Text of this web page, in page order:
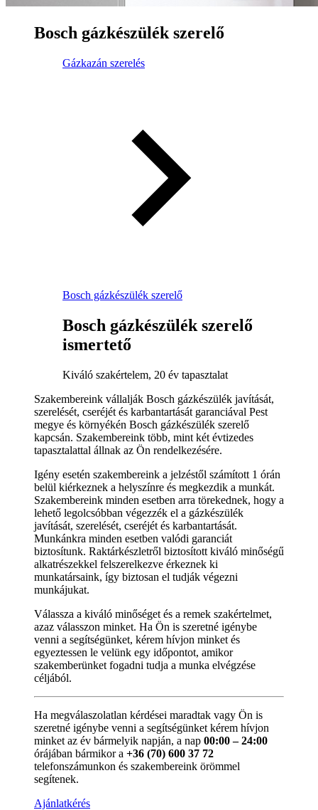
Bosch gázkészülék szerelő
Gázkazán szerelés
Bosch gázkészülék szerelő
Bosch gázkészülék szerelő
ismertető
Kiváló szakértelem, 20 év tapasztalat
Szakembereink vállalják Bosch gázkészülék javítását,
szerelését, cseréjét és karbantartását garanciával Pest
megye és környékén Bosch gázkészülék szerelő
kapcsán. Szakembereink több, mint két évtizedes
tapasztalattal állnak az Ön rendelkezésére.
Igény esetén szakembereink a jelzéstől számított 1 órán
belül kiérkeznek a helyszínre és megkezdik a munkát.
Szakembereink minden esetben arra törekednek, hogy a
lehető legolcsóbban végezzék el a gázkészülék
javítását, szerelését, cseréjét és karbantartását.
Munkánkra minden esetben valódi garanciát
biztosítunk. Raktárkészletről biztosított kiváló minőségű
alkatrészekkel felszerelkezve érkeznek ki
munkatársaink, így biztosan el tudják végezni
munkájukat.
Válassza a kiváló minőséget és a remek szakértelmet,
azaz válasszon minket. Ha Ön is szeretné igénybe
venni a segítségünket, kérem hívjon minket és
egyeztessen le velünk egy időpontot, amikor
szakemberünket fogadni tudja a munka elvégzése
céljából.
Ha megválaszolatlan kérdései maradtak vagy Ön is
szeretné igénybe venni a segítségünket kérem hívjon
minket az év bármelyik napján, a nap 00:00 – 24:00
órájában bármikor a +36 (70) 600 37 72
telefonszámunkon és szakembereink örömmel
segítenek.
Ajánlatkérés